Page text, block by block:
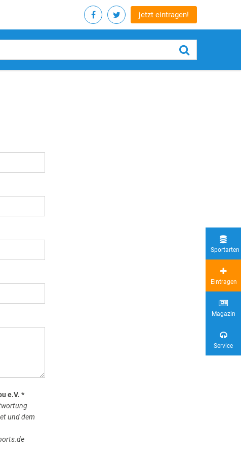
jetzt eintragen!
e.V. *
und dem
Sportarten
Eintragen
Magazin
Service